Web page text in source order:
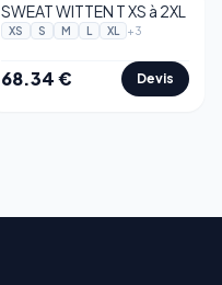
SWEAT WITTEN T XS à 2XL
XS S M L XL +3
68.34€ Devis